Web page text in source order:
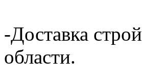
-Доставка
области.